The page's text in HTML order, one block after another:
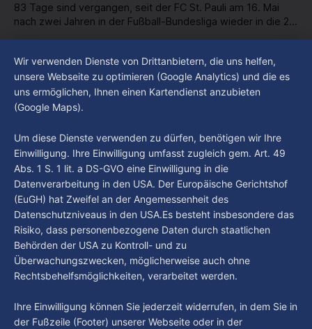
83 Tage sind vergangen, seit der FC St. Pauli am 16. Mai
nach zwei Jahren in der Fußball-Bundesliga wieder in die 2.
haben den Kiezclub verlassen. Dafür kamen in den letzten
Wochen einige
Im Gespräch mit Christian Pothe - Heute zu
Gast: Götz Tintelnot
By Luca Kimmel 6. Aug. 2026
Nissi's Kunstwelt - Folge 18
By Luca Kimmel 6. Aug. 2026
Wir verwenden Dienste von Drittanbietern, die uns helfen,
unsere Webseite zu optimieren (Google Analytics) und die es
uns ermöglichen, Ihnen einen Kartendienst anzubieten
(Google Maps).
Um diese Dienste verwenden zu dürfen, benötigen wir Ihre
Einwilligung. Ihre Einwilligung umfasst zugleich gem. Art. 49
Abs. 1 S. 1 lit. a DS-GVO eine Einwilligung in die
Datenverarbeitung in den USA. Der Europäische Gerichtshof
(EuGH) hat Zweifel an der Angemessenheit des
Datenschutzniveaus in den USA.Es besteht insbesondere das
Risiko, dass personenbezogene Daten durch staatlichen
Behörden der USA zu Kontroll- und zu
Überwachungszwecken, möglicherweise auch ohne
Rechtsbehelfsmöglichkeiten, verarbeitet werden.
Ihre Einwilligung können Sie jederzeit widerrufen, in dem Sie in
der Fußzeile (Footer) unserer Webseite oder in der